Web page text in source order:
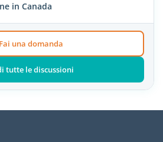
in Canada
Fai una domanda
tutte le discussioni